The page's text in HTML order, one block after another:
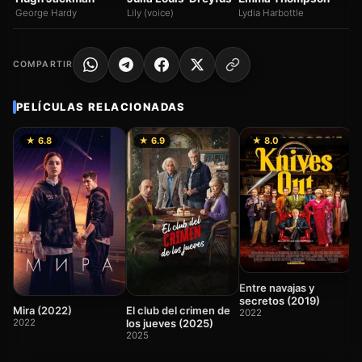
George Hardy Lily (voice) Lydia Harbottle
COMPARTIR
PELÍCULAS RELACIONADAS
★ 6.8
Mira (2022)
2022
★ 6.9
El club del crimen de
los jueves (2025)
2025
★ 8.0
Entre navajas y
secretos (2019)
2022